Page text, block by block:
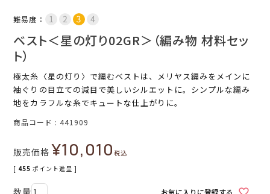
難易度：
ベスト＜星の灯り02GR＞（編み物 材料セッ
ト）
極太糸〈星の灯り〉で編むベストは、メリヤス編みをメインに
袖ぐりの目立ての減目で美しいシルエットに。シンプルな編み
地をカラフルな糸でキュートな仕上がりに。
商品コード 441909
販売価格 ¥10,010税込
[ 455 ポイント進呈 ]
お気に入りに登録する